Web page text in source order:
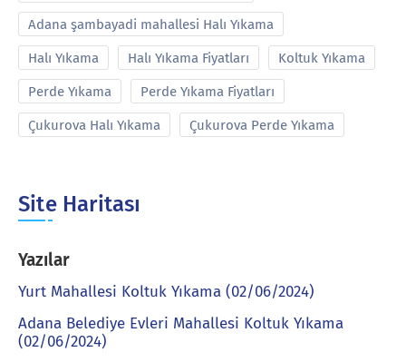
Adana şambayadi mahallesi Halı Yıkama
Halı Yıkama Halı Yıkama Fiyatları Koltuk Yıkama
Perde Yıkama Perde Yıkama Fiyatları
Çukurova Halı Yıkama Çukurova Perde Yıkama
Site Haritası
Yazılar
Yurt Mahallesi Koltuk Yıkama (02/06/2024)
Adana Belediye Evleri Mahallesi Koltuk Yıkama
(02/06/2024)